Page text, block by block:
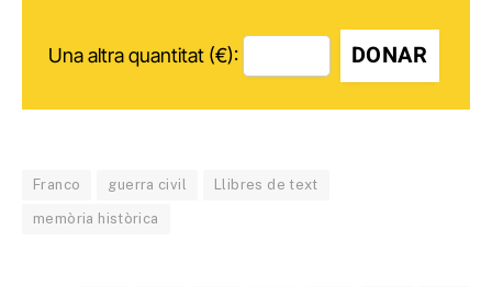
Una altra quantitat (€): DONAR
Franco guerra civil Llibres de text
memòria històrica